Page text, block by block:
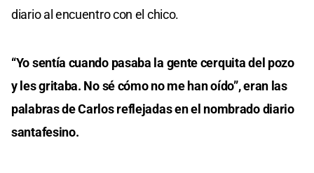
diario al encuentro con el chico.
“Yo sentía cuando pasaba la gente cerquita del pozo
y les gritaba. No sé cómo no me han oído”, eran las
palabras de Carlos reflejadas en el nombrado diario
santafesino.